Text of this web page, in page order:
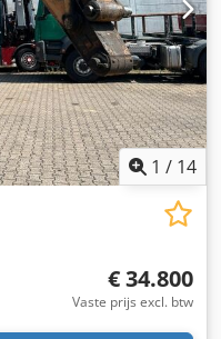
1 / 14
€ 34.800
Vaste prijs excl. btw